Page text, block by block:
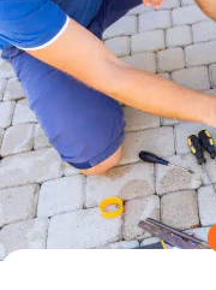
Contact
Mode sombre